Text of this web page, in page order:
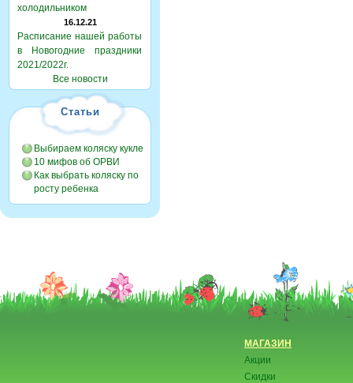
холодильником
16.12.21
Расписание нашей работы
в Новогодние праздники
2021/2022г.
Все новости
Статьи
Выбираем коляску кукле
10 мифов об ОРВИ
Как выбрать коляску по
росту ребенка
МАГАЗИН
Акции
Скидки